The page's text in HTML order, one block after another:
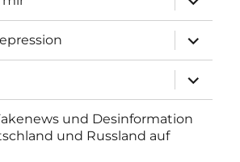
anzeigen
anzeigen
anzeigen
und Desinformation
und Russland auf